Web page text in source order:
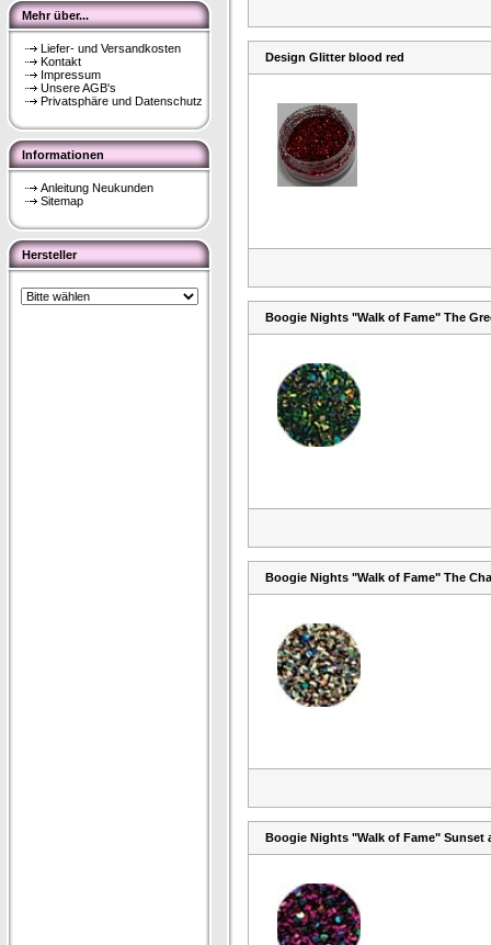
Mehr über...
Liefer- und Versandkosten
Kontakt
Impressum
Unsere AGB's
Privatsphäre und Datenschutz
Informationen
Anleitung Neukunden
Sitemap
Hersteller
Design Glitter blood red
Boogie Nights "Walk of Fame" The
Boogie Nights "Walk of Fame" The
Boogie Nights "Walk of Fame" Sunset